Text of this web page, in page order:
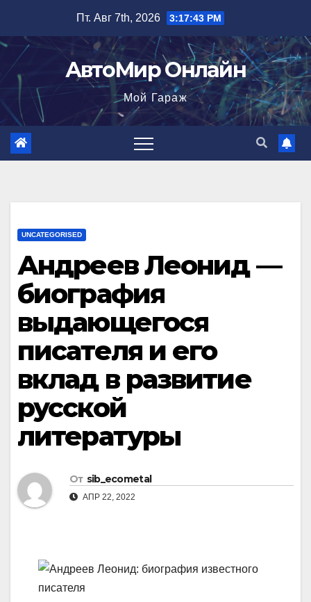
содержимому
Пт. Авг 7th, 2026 3:17:44 PM
АвтоМир Онлайн
Мой Гараж
UNCATEGORISED
Андреев Леонид —
биография
выдающегося
писателя и его
вклад в развитие
русской
литературы
От sib_ecometal
АПР 22, 2022